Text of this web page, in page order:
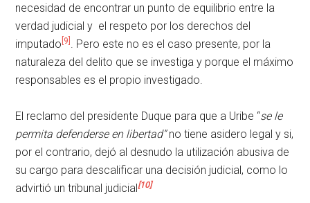
necesidad de encontrar un punto de equilibrio entre la
verdad judicial y el respeto por los derechos del
imputado [9]
. Pero este no es el caso presente, por la
naturaleza del delito que se investiga y porque el máximo
responsables es el propio investigado.
El reclamo del presidente Duque para que a Uribe “se le
permita defenderse en libertad”no tiene asidero legal y si,
por el contrario, dejó al desnudo la utilización abusiva de
su cargo para descalificar una decisión judicial, como lo
advirtió un tribunal judicial[10]